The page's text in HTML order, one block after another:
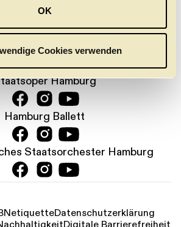
OK
Cookies verwenden
(0) 40 35 68 68
Hamburg
Hamburg Ballett
Staatsorchester Hamburg
NetiquetteDatenschutz­erklärung
Digitale Barrierefreiheit